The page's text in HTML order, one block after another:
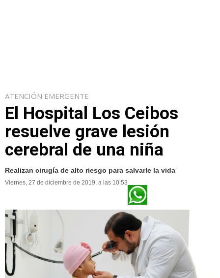
ATENCIÓN EMERGENTE
El Hospital Los Ceibos
resuelve grave lesión
cerebral de una niña
Realizan cirugía de alto riesgo para salvarle la vida
Viernes, 27 de diciembre de 2019, a las 10:53